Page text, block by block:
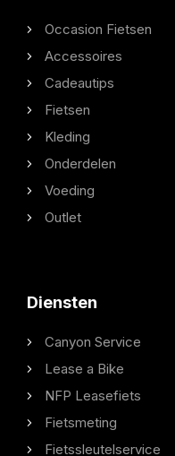
Occasion Fietsen
Accessoires
Cadeautips
Fietsen
Kleding
Onderdelen
Voeding
Outlet
Diensten
Canyon Service
Lease a Bike
NFP Leasefiets
Fietsmeting
Fietssleutelservice